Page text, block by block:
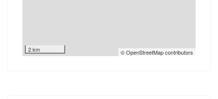
2 km © OpenStreetMap contributors